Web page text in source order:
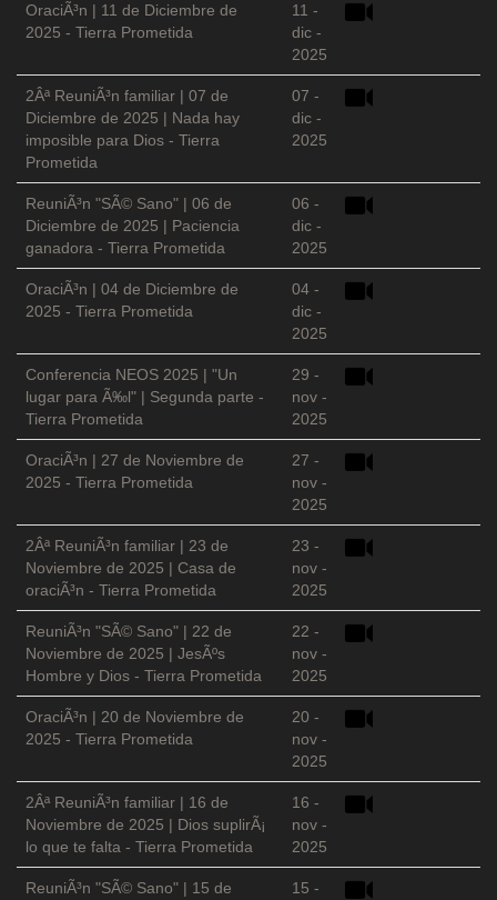
OraciÃ³n | 11 de Diciembre de
2025 - Tierra Prometida
11 -
dic -
2025
2Âª ReuniÃ³n familiar | 07 de
Diciembre de 2025 | Nada hay
imposible para Dios - Tierra
Prometida
07 -
dic -
2025
ReuniÃ³n "SÃ© Sano" | 06 de
Diciembre de 2025 | Paciencia
ganadora - Tierra Prometida
06 -
dic -
2025
OraciÃ³n | 04 de Diciembre de
2025 - Tierra Prometida
04 -
dic -
2025
Conferencia NEOS 2025 | "Un
lugar para Ã‰l" | Segunda parte -
Tierra Prometida
29 -
nov -
2025
OraciÃ³n | 27 de Noviembre de
2025 - Tierra Prometida
27 -
nov -
2025
2Âª ReuniÃ³n familiar | 23 de
Noviembre de 2025 | Casa de
oraciÃ³n - Tierra Prometida
23 -
nov -
2025
ReuniÃ³n "SÃ© Sano" | 22 de
Noviembre de 2025 | JesÃºs
Hombre y Dios - Tierra Prometida
22 -
nov -
2025
OraciÃ³n | 20 de Noviembre de
2025 - Tierra Prometida
20 -
nov -
2025
2Âª ReuniÃ³n familiar | 16 de
Noviembre de 2025 | Dios suplirÃ¡
lo que te falta - Tierra Prometida
16 -
nov -
2025
ReuniÃ³n "SÃ© Sano" | 15 de
15 -